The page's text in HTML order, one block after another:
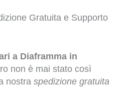
Gratuita e Supporto
a Diaframma in
non è mai stato così
nostra spedizione gratuita